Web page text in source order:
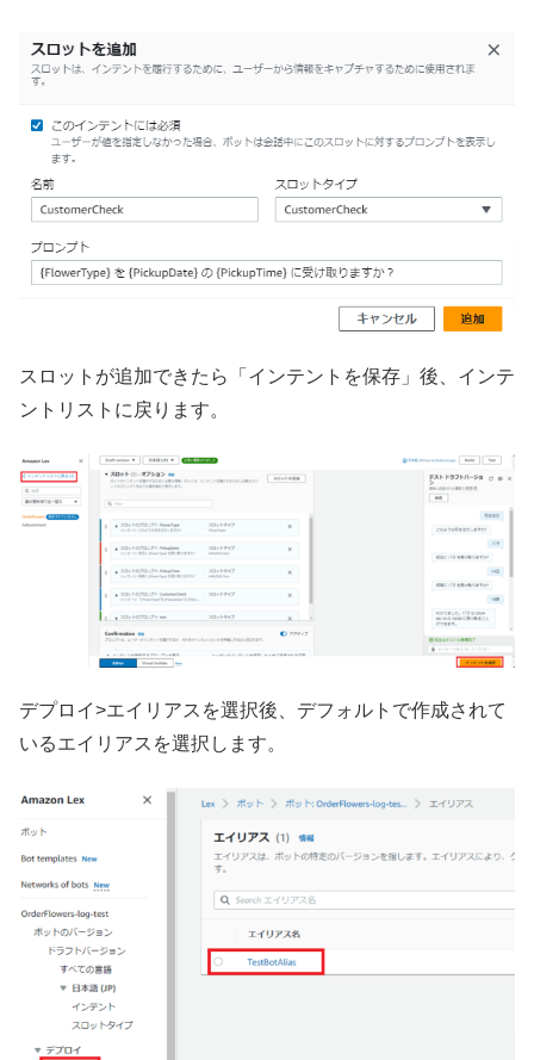
スロットが追加できたら「インテントを保存」後、インテ
ントリストに戻ります。
デプロイ>エイリアスを選択後、デフォルトで作成されて
いるエイリアスを選択します。